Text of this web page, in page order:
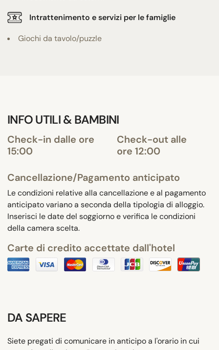
Intrattenimento e servizi per le famiglie
Giochi da tavolo/puzzle
INFO UTILI & BAMBINI
Check-in dalle ore
15:00
Check-out alle
ore 12:00
Cancellazione/Pagamento anticipato
Le condizioni relative alla cancellazione e al pagamento
anticipato variano a seconda della tipologia di alloggio.
Inserisci le date del soggiorno e verifica le condizioni
della camera scelta.
Carte di credito accettate dall'hotel
DA SAPERE
Siete pregati di comunicare in anticipo a l'orario in cui